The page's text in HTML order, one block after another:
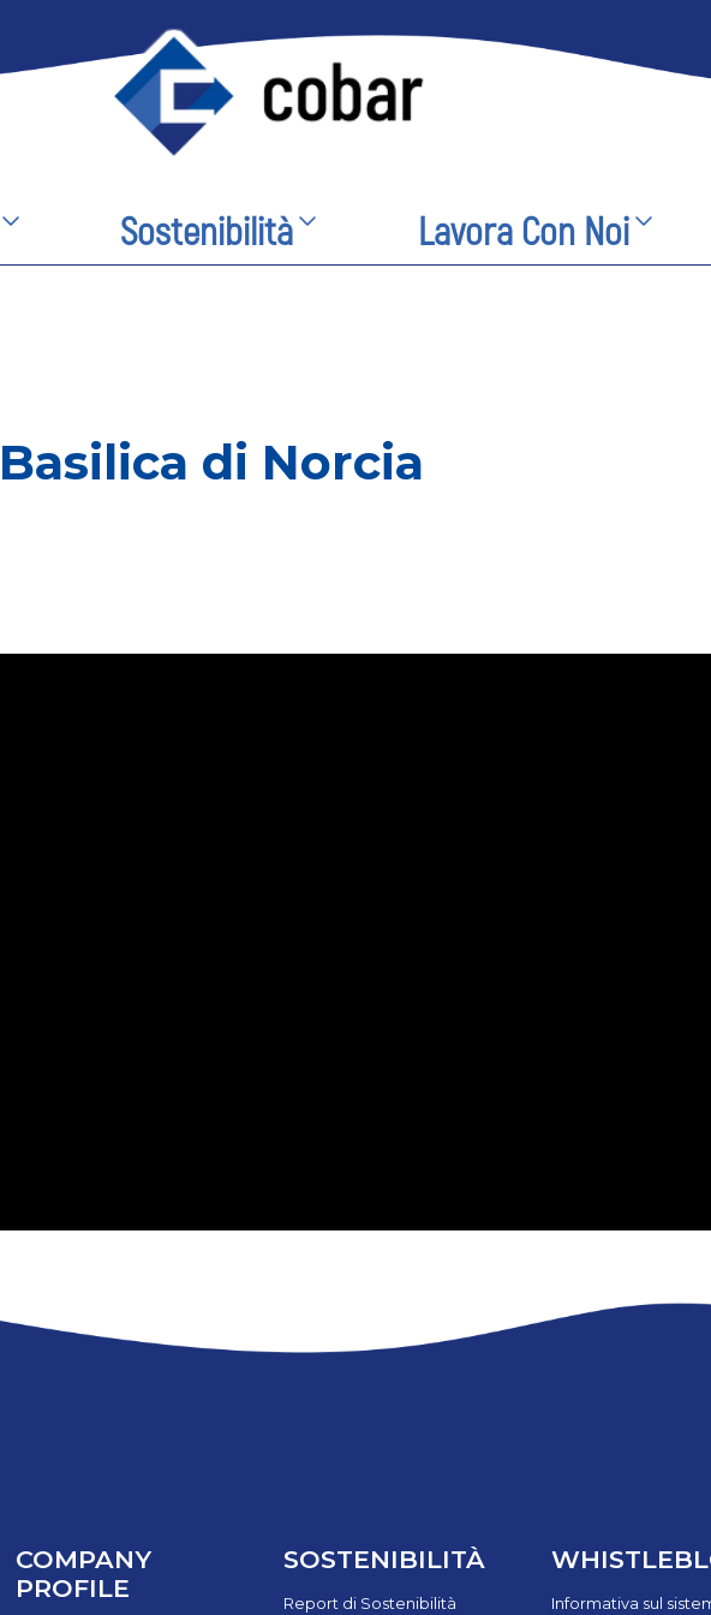
Sostenibilità Lavora Con Noi
di Norcia
COMPANY
PROFILE
SOSTENIBILITÀ
Report di Sostenibilità Informativa sul